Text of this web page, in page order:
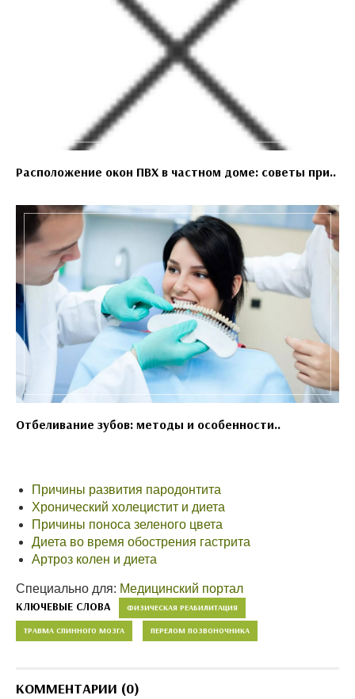
Расположение окон ПВХ в частном доме: советы при..
Отбеливание зубов: методы и особенности..
Причины развития пародонтита
Хронический холецистит и диета
Причины поноса зеленого цвета
Диета во время обострения гастрита
Артроз колен и диета
Специально для: Медицинский портал
КЛЮЧЕВЫЕ СЛОВА ФИЗИЧЕСКАЯ РЕАБИЛИТАЦИЯ
ТРАВМА СПИННОГО МОЗГА ПЕРЕЛОМ ПОЗВОНОЧНИКА
КОММЕНТАРИИ (0)